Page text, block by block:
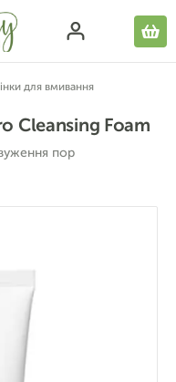
для вмивання
Cleansing Foam
пор